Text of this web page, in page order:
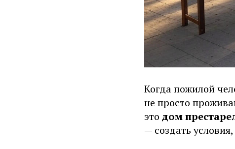
Когда пожилой
не просто
это дом
— создать